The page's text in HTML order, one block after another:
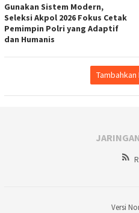
Gunakan Sistem Modern,
Seleksi Akpol 2026 Fokus Cetak
Pemimpin Polri yang Adaptif
dan Humanis
Versi